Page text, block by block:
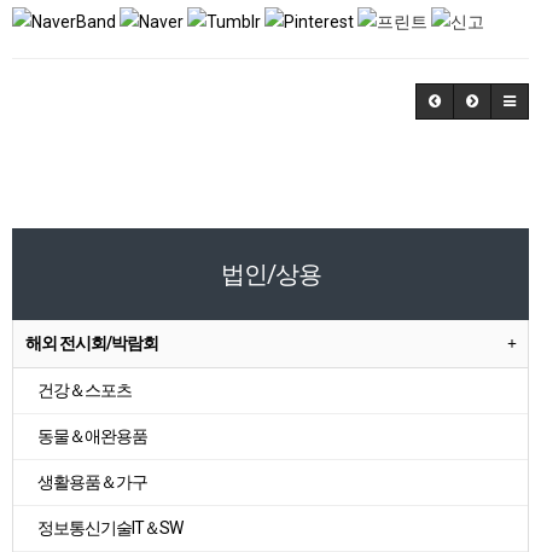
법인/상용
해외 전시회/박람회
건강＆스포츠
동물＆애완용품
생활용품＆가구
정보통신기술IT＆SW